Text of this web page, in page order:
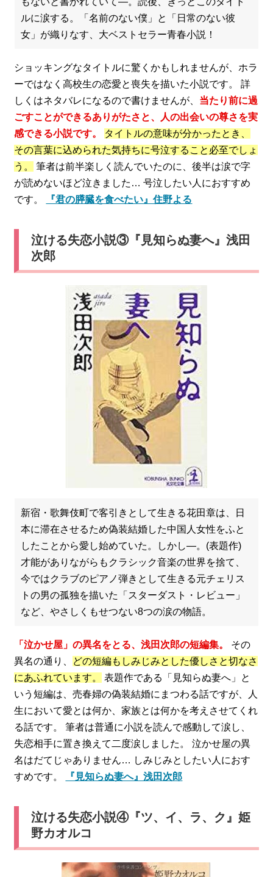
ルに涙する。「名前のない僕」と「日常のない彼
女」が織りなす、大ベストセラー青春小説！
ショッキングなタイトルに驚くかもしれませんが、ホラ
ーではなく高校生の恋愛と喪失を描いた小説です。 詳
しくはネタバレになるので書けませんが、 当たり前に過
ごすことができるありがたさと、人の出会いの尊さを実
感できる小説です。
タイトルの意味が分かったとき、
その言葉に込められた気持ちに号泣すること必至でしょ
う。
筆者は前半楽しく読んでいたのに、後半は涙で字
が読めないほど泣きました… 号泣したい人におすすめ
です。
『君の膵臓を食べたい』住野よる
泣ける失恋小説③『見知らぬ妻へ』浅田
次郎
新宿・歌舞伎町で客引きとして生きる花田章は、日
本に滞在させるため偽装結婚した中国人女性をふと
したことから愛し始めていた。しかし―。(表題作)
才能がありながらもクラシック音楽の世界を捨て、
今ではクラブのピアノ弾きとして生きる元チェリス
トの男の孤独を描いた「スターダスト・レビュー」
など、やさしくもせつない8つの涙の物語。
「泣かせ屋」の異名をとる、浅田次郎の短編集。
その
異名の通り、 どの短編もしみじみとした優しさと切なさ
にあふれています。
表題作である「見知らぬ妻へ」と
いう短編は、売春婦の偽装結婚にまつわる話ですが、人
生において愛とは何か、家族とは何かを考えさせてくれ
る話です。 筆者は普通に小説を読んで感動して涙し、
失恋相手に置き換えて二度涙しました。 泣かせ屋の異
名はだてじゃありません… しみじみとしたい人におす
すめです。
『見知らぬ妻へ』浅田次郎
泣ける失恋小説④『ツ、イ、ラ、ク』姫
野カオルコ